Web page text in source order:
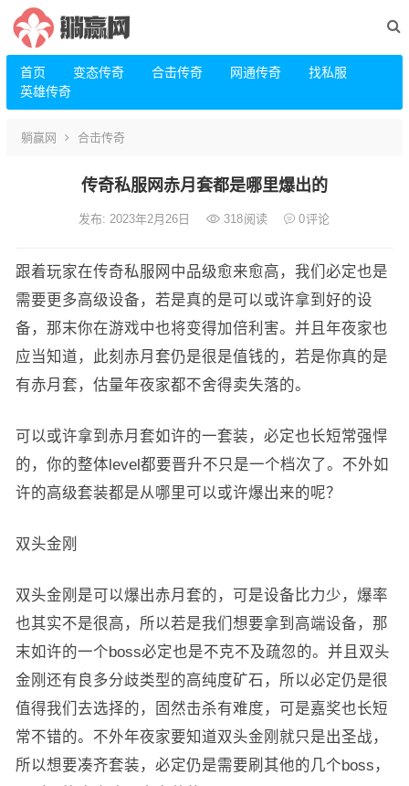
首页 变态传奇 合击传奇 网通传奇
找私服
英雄传奇
躺赢网 合击传奇
传奇私服网赤月套都是哪里爆出的
发布: 2023年2月26日 318阅读 0评论
跟着玩家在传奇私服网中品级愈来愈高，我们必定也是
需要更多高级设备，若是真的是可以或许拿到好的设
备，那末你在游戏中也将变得加倍利害。并且年夜家也
应当知道，此刻赤月套仍是很是值钱的，若是你真的是
有赤月套，估量年夜家都不舍得卖失落的。
可以或许拿到赤月套如许的一套装，必定也长短常强悍
的，你的整体level都要晋升不只是一个档次了。不外如
许的高级套装都是从哪里可以或许爆出来的呢？
双头金刚
双头金刚是可以爆出赤月套的，可是设备比力少，爆率
也其实不是很高，所以若是我们想要拿到高端设备，那
末如许的一个boss必定也是不克不及疏忽的。并且双头
金刚还有良多分歧类型的高纯度矿石，所以必定仍是很
值得我们去选择的，固然击杀有难度，可是嘉奖也长短
常不错的。不外年夜家要知道双头金刚就只是出圣战，
所以想要凑齐套装，必定仍是需要刷其他的几个boss，